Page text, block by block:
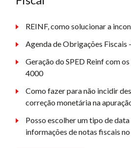
REINF, como solucionar a
Agenda de Obrigações
Geração do SPED Reinf com
4000
Como fazer para não incidir
correção monetária na
Posso escolher um tipo de
informações de notas fiscais